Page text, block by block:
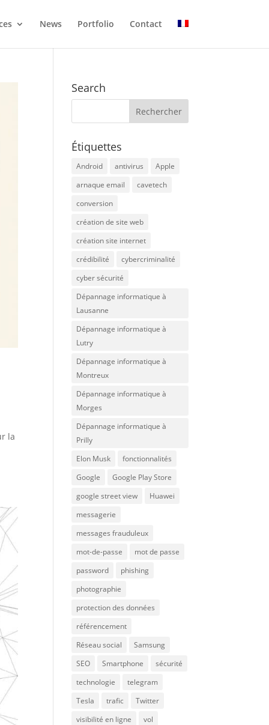
News Portfolio Contact
la
Search
Étiquettes
Android antivirus
Apple
arnaque email
cavetech
conversion
création de site web
création site internet
crédibilité
cybercriminalité
cyber sécurité
Dépannage informatique à
Lausanne
Dépannage informatique à
Lutry
Dépannage informatique à
Montreux
Dépannage informatique à
Morges
Dépannage informatique à
Prilly
Elon Musk
fonctionnalités
Google
Google Play Store
google street view
Huawei
messagerie
messages frauduleux
mot-de-passe
mot de passe
password
phishing
photographie
protection des données
référencement
Réseau social
Samsung
SEO
Smartphone
sécurité
technologie
telegram
Tesla
trafic
Twitter
visibilité en ligne
vol